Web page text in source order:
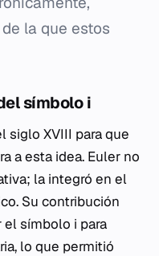
la que estos
símboloi
siglo XVIII para que
a esta idea. Euler no
la integró en el
Su contribución
el símbolo i para
lo que permitió